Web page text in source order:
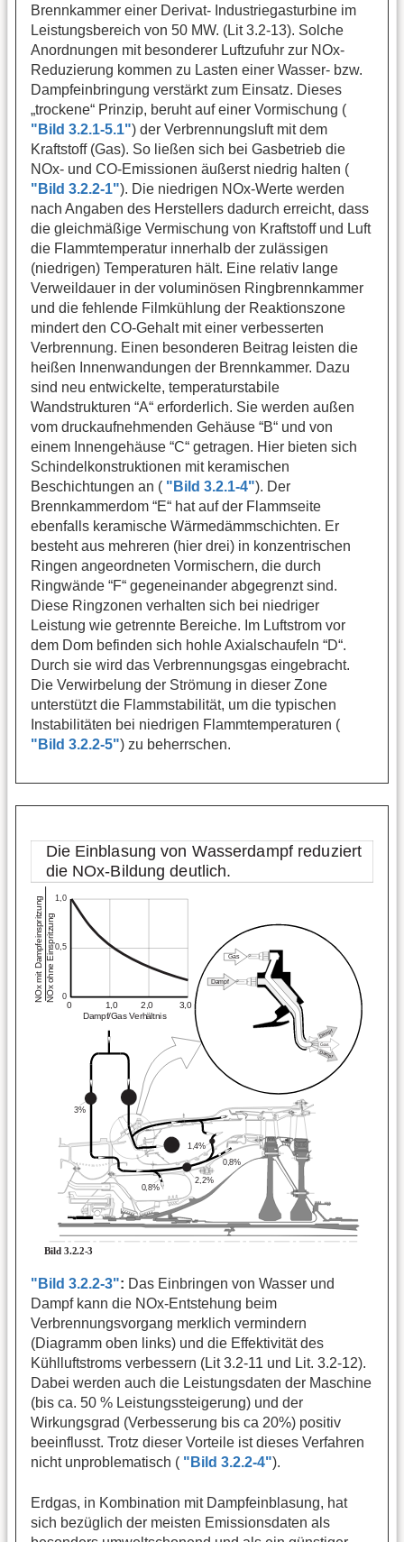
Brennkammer einer Derivat- Industriegasturbine im
Leistungsbereich von 50 MW. (Lit 3.2-13). Solche
Anordnungen mit besonderer Luftzufuhr zur NOx-
Reduzierung kommen zu Lasten einer Wasser- bzw.
Dampfeinbringung verstärkt zum Einsatz. Dieses
„trockene“ Prinzip, beruht auf einer Vormischung (
"Bild 3.2.1-5.1") der Verbrennungsluft mit dem
Kraftstoff (Gas). So ließen sich bei Gasbetrieb die
NOx- und CO-Emissionen äußerst niedrig halten (
"Bild 3.2.2-1"). Die niedrigen NOx-Werte werden
nach Angaben des Herstellers dadurch erreicht, dass
die gleichmäßige Vermischung von Kraftstoff und Luft
die Flammtemperatur innerhalb der zulässigen
(niedrigen) Temperaturen hält. Eine relativ lange
Verweildauer in der voluminösen Ringbrennkammer
und die fehlende Filmkühlung der Reaktionszone
mindert den CO-Gehalt mit einer verbesserten
Verbrennung. Einen besonderen Beitrag leisten die
heißen Innenwandungen der Brennkammer. Dazu
sind neu entwickelte, temperaturstabile
Wandstrukturen “A“ erforderlich. Sie werden außen
vom druckaufnehmenden Gehäuse “B“ und von
einem Innengehäuse “C“ getragen. Hier bieten sich
Schindelkonstruktionen mit keramischen
Beschichtungen an ( "Bild 3.2.1-4"). Der
Brennkammerdom “E“ hat auf der Flammseite
ebenfalls keramische Wärmedämmschichten. Er
besteht aus mehreren (hier drei) in konzentrischen
Ringen angeordneten Vormischern, die durch
Ringwände “F“ gegeneinander abgegrenzt sind.
Diese Ringzonen verhalten sich bei niedriger
Leistung wie getrennte Bereiche. Im Luftstrom vor
dem Dom befinden sich hohle Axialschaufeln “D“.
Durch sie wird das Verbrennungsgas eingebracht.
Die Verwirbelung der Strömung in dieser Zone
unterstützt die Flammstabilität, um die typischen
Instabilitäten bei niedrigen Flammtemperaturen (
"Bild 3.2.2-5") zu beherrschen.
"Bild 3.2.2-3": Das Einbringen von Wasser und
Dampf kann die NOx-Entstehung beim
Verbrennungsvorgang merklich vermindern
(Diagramm oben links) und die Effektivität des
Kühlluftstroms verbessern (Lit 3.2-11 und Lit. 3.2-12).
Dabei werden auch die Leistungsdaten der Maschine
(bis ca. 50 % Leistungssteigerung) und der
Wirkungsgrad (Verbesserung bis ca 20%) positiv
beeinflusst. Trotz dieser Vorteile ist dieses Verfahren
nicht unproblematisch ( "Bild 3.2.2-4").
Erdgas, in Kombination mit Dampfeinblasung, hat
sich bezüglich der meisten Emissionsdaten als